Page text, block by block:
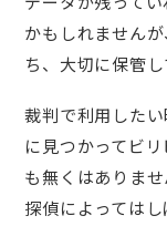
かもしれません
ち、大切に保管
裁判で利用した
に見つかってビ
も無くはありませ
探偵によっては